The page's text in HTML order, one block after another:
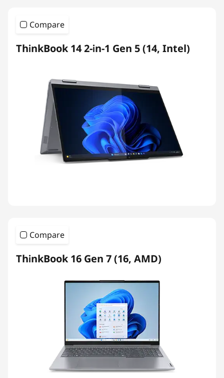
Compare
ThinkBook 14 2-in-1 Gen 5 (14, Intel)
Compare
ThinkBook 16 Gen 7 (16, AMD)